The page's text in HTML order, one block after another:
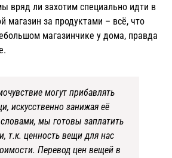
вряд ли захотим специально идти в
магазин за продуктами – всё, что
магазинчике у дома, правда
могут прибавлять
искусственно занижая её
мы готовы заплатить
т.к. ценность вещи для нас
Перевод цен вещей в